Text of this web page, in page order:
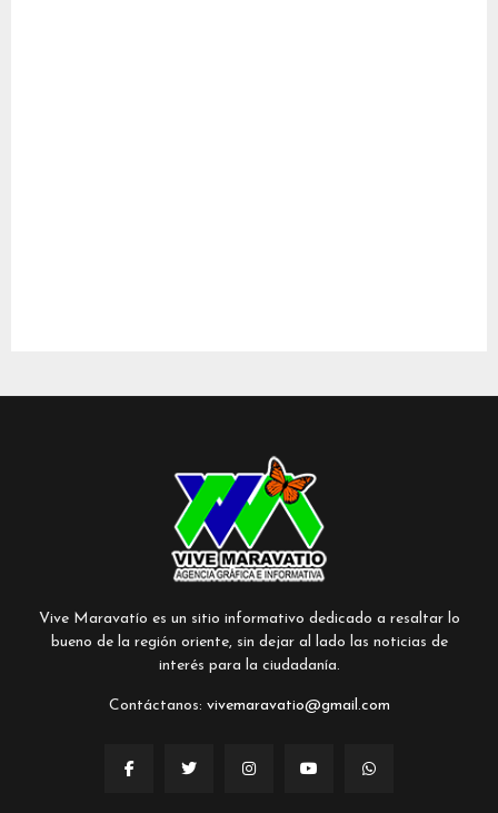
Vive Maravatío es un sitio informativo dedicado a resaltar lo
bueno de la región oriente, sin dejar al lado las noticias de
interés para la ciudadanía.
Contáctanos: vivemaravatio@gmail.com